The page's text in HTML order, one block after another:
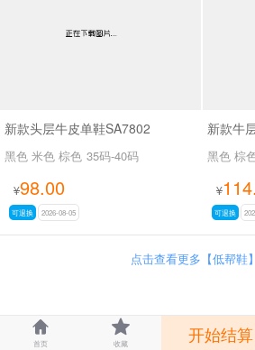
新款头层牛皮单鞋SA7802
黑色 米色 棕色 35码-40码
¥98.00
可退换 2026-08-05
新款牛
黑色 棕
¥
可退换
点击查看更多【低帮鞋】

首页

收藏 开始结算